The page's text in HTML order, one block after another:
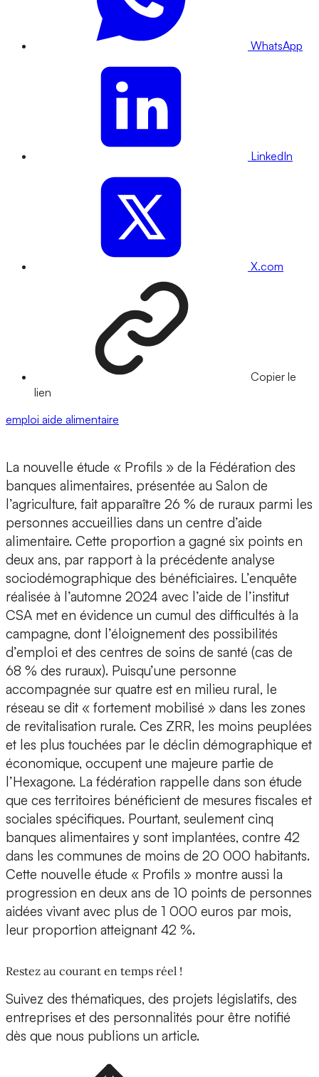
WhatsApp
LinkedIn
X.com
Copier le
lien
emploi aide alimentaire
La nouvelle étude « Profils » de la Fédération des
banques alimentaires, présentée au Salon de
l’agriculture, fait apparaître 26 % de ruraux parmi les
personnes accueillies dans un centre d’aide
alimentaire. Cette proportion a gagné six points en
deux ans, par rapport à la précédente analyse
sociodémographique des bénéficiaires. L’enquête
réalisée à l’automne 2024 avec l’aide de l’institut
CSA met en évidence un cumul des difficultés à la
campagne, dont l’éloignement des possibilités
d’emploi et des centres de soins de santé (cas de
68 % des ruraux). Puisqu’une personne
accompagnée sur quatre est en milieu rural, le
réseau se dit « fortement mobilisé » dans les zones
de revitalisation rurale. Ces ZRR, les moins peuplées
et les plus touchées par le déclin démographique et
économique, occupent une majeure partie de
l’Hexagone. La fédération rappelle dans son étude
que ces territoires bénéficient de mesures fiscales et
sociales spécifiques. Pourtant, seulement cinq
banques alimentaires y sont implantées, contre 42
dans les communes de moins de 20 000 habitants.
Cette nouvelle étude « Profils » montre aussi la
progression en deux ans de 10 points de personnes
aidées vivant avec plus de 1 000 euros par mois,
leur proportion atteignant 42 %.
Restez au courant en temps réel !
Suivez des thématiques, des projets législatifs, des
entreprises et des personnalités pour être notifié
dès que nous publions un article.